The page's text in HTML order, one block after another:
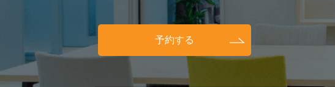
予約する